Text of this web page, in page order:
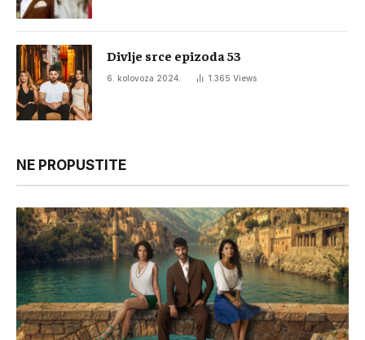
Divlje srce epizoda 53
6. kolovoza 2024. 1.365 Views
NE PROPUSTITE